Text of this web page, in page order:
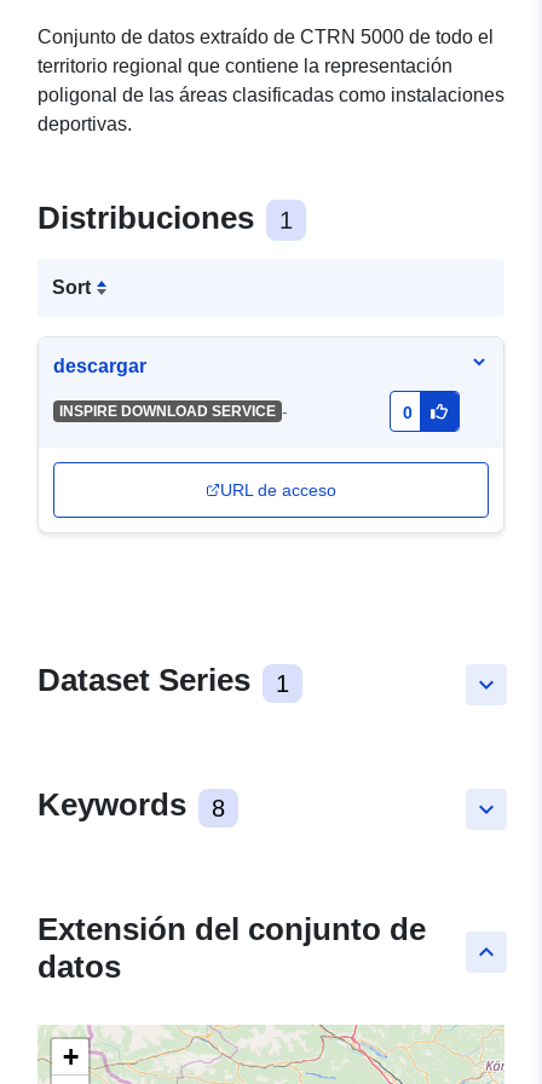
Conjunto de datos extraído de CTRN 5000 de todo el
territorio regional que contiene la representación
poligonal de las áreas clasificadas como instalaciones
deportivas.
Distribuciones 1
Sort
descargar
INSPIRE DOWNLOAD SERVICE - 0
URL de acceso
keyboard_arrow_down
Dataset Series 1
keyboard_arrow_down
Keywords 8
keyboard_arrow_up
Extensión del conjunto de
datos
+